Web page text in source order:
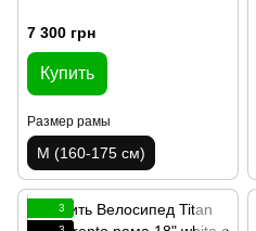
7 300 грн
Купить
Размер рамы
M (160-175 см)
3